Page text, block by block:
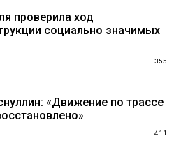
проверила ход
социально значимых
355
«Движение по трассе
411